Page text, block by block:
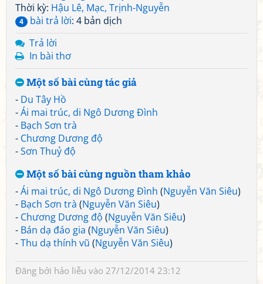
Thời kỳ: Hậu Lê, Mạc, Trịnh-Nguyễn
4 bài trả lời: 4 bản dịch
Trả lời
In bài thơ
Một số bài cùng tác giả
- Du Tây Hồ
-Ái mai trúc, di Ngô Dương Đình
- Bạch Sơn trà
- Chương Dương độ
-Sơn Thuỷ độ
Một số bài cùng nguồn tham khảo
-Ái mai trúc, di Ngô Dương Đình (Nguyễn Văn Siêu)
- Bạch Sơn trà (Nguyễn Văn Siêu)
- Chương Dương độ (Nguyễn Văn Siêu)
- Bán dạ đáo gia (Nguyễn Văn Siêu)
-Thu dạ thính vũ (Nguyễn Văn Siêu)
Đăng bởi hảo liễu vào 27/12/2014 23:12